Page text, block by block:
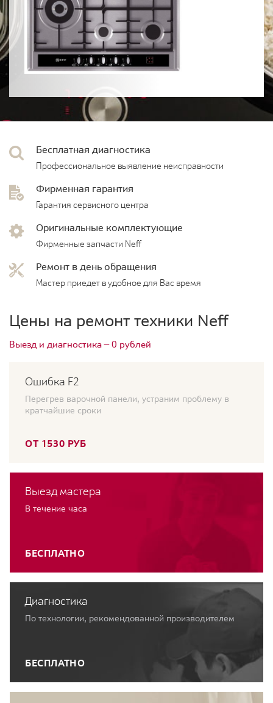
Бесплатная диагностика
Профессиональное выявление неисправности
Фирменная гарантия
Гарантия сервисного центра
Оригинальные комплектующие
Фирменные запчасти Neff
Ремонт в день обращения
Мастер приедет в удобное для Вас время
Цены на ремонт техники Neff
Выезд и диагностика — 0 рублей
Ошибка F2
Перегрев варочной панели, устраним проблему в
кратчайшие сроки
ОТ 1530 РУБ
Выезд мастера
В течение часа
БЕСПЛАТНО
Диагностика
По технологии, рекомендованной производителем
БЕСПЛАТНО